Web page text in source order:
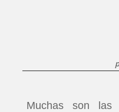
Muchas son las